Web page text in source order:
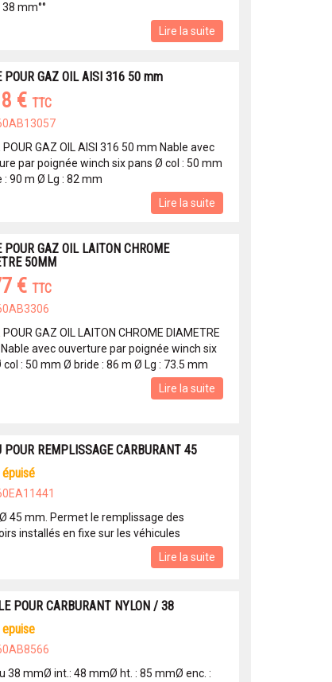
mm°°
Lire la suite
POUR GAZ OIL AISI 316 50 mm
€ TTC
POUR GAZ OIL AISI 316 50 mm Nable avec
par poignée winch six pans Ø col : 50 mm
: 90 m Ø Lg : 82 mm
Lire la suite
POUR GAZ OIL LAITON CHROME
50MM
€ TTC
POUR GAZ OIL LAITON CHROME DIAMETRE
avec ouverture par poignée winch six
col : 50 mm Ø bride : 86 m Ø Lg : 73.5 mm
Lire la suite
POUR REMPLISSAGE CARBURANT 45
épuisé
45 mm. Permet le remplissage des
installés en fixe sur les véhicules
Lire la suite
POUR CARBURANT NYLON / 38
epuise
38 mmØ int.: 48 mmØ ht. : 85 mmØ enc. :